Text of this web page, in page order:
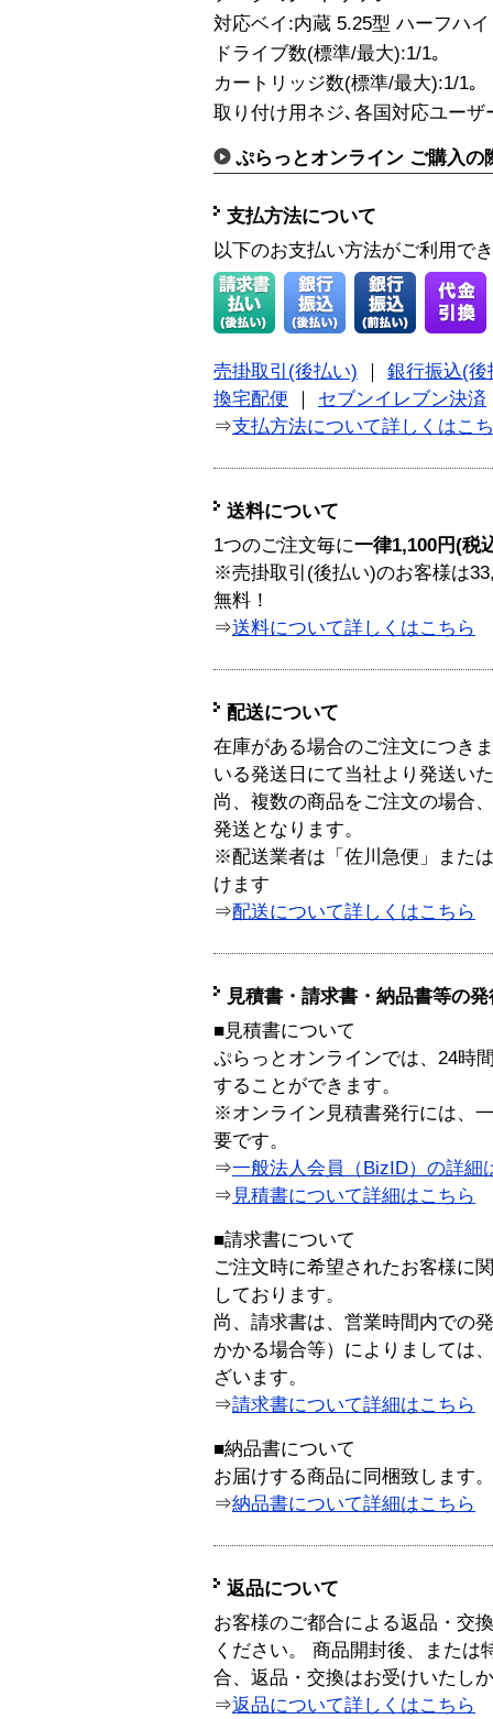
対応ベイ:内蔵 5.25型 ハーフハ
ドライブ数(標準/最大):1/1｡
カートリッジ数(標準/最大):1/1｡
取り付け用ネジ､各国対応ユー
ぷらっとオンライン ご購入の
支払方法について
以下のお支払い方法がご利用で
売掛取引(後払い)
銀行振込(後
換宅配便
セブンイレブン決済
⇒支払方法について詳しくはこ
送料について
1つのご注文毎に一律1,100円(税
※売掛取引(後払い)のお客様は
無料！
⇒送料について詳しくはこちら
配送について
在庫がある場合のご注文につき
いる発送日にて当社より発送い
尚、複数の商品をご注文の場合
発送となります。
※配送業者は「佐川急便」また
けます
⇒配送について詳しくはこちら
見積書・請求書・納品書等の
■見積書について
ぷらっとオンラインでは、24時
することができます。
※オンライン見積書発行には、
要です。
⇒一般法人会員（BizID）の詳細
⇒ 見積書について詳細はこちら
■請求書について
ご注文時に希望されたお客様に
しております。
尚、請求書は、営業時間内での
かかる場合等）によりましては
ざいます。
⇒請求書について詳細はこちら
■納品書について
お届けする商品に同梱致します。
⇒納品書について詳細はこちら
返品について
お客様のご都合による返品・交
ください。 商品開封後、または
合、返品・交換はお受けいたし
⇒返品について詳しくはこちら